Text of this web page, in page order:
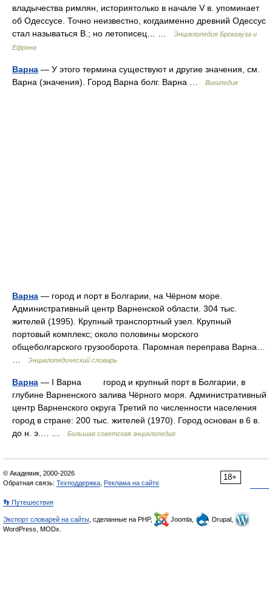
владычества римлян, историятолько в начале V в. упоминает
об Одессусе. Точно неизвестно, когдаименно древний Одессус
стал называться В.; но летописец… …
Энциклопедия Брокгауза и
Ефрона
Варна — У этого термина существуют и другие значения, см.
Варна (значения). Город Варна болг. Варна …
Википедия
Варна — город и порт в Болгарии, на Чёрном море.
Административный центр Варненской области. 304 тыс.
жителей (1995). Крупный транспортный узел. Крупный
портовый комплекс; около половины морского
общеболгарского грузооборота. Паромная переправа Варна…
Энциклопедический словарь
Варна — I Варна город и крупный порт в Болгарии, в
глубине Варненского залива Чёрного моря. Административный
центр Варненского округа Третий по численности населения
город в стране: 200 тыс. жителей (1970). Город основан в 6 в.
до н. э.… …
Большая советская энциклопедия
18+
© Академик, 2000-2026
Обратная связь: Техподдержка Реклама на сайте
👣 Путешествия
Экспорт словарей на сайты , сделанные на PHP, Joomla,
Drupal,
WordPress, MODx.